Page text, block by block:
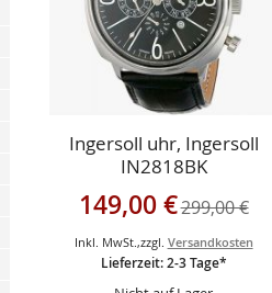
Ingersoll uhr, Ingersoll
IN2818BK
Sonderangebot
149,00 €299,00 €
Inkl. MwSt.,zzgl. Versandkosten
Lieferzeit: 2-3 Tage*